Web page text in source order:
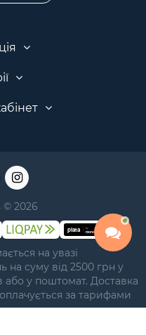
© 2026
на увазі
на суму від 2500 грн у
або у поштомат. Доставка
за тарифами